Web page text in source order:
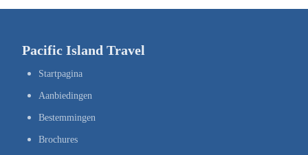
Pacific Island Travel
Startpagina
Aanbiedingen
Bestemmingen
Brochures